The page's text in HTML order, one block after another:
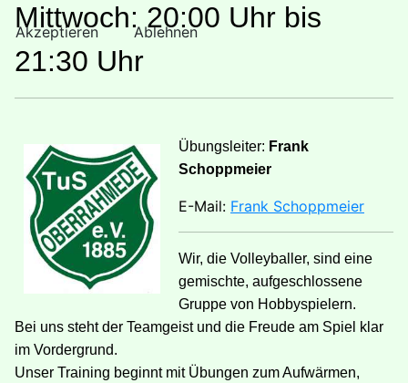
Mittwoch: 20:00 Uhr bis
21:30 Uhr
Übungsleiter: Frank
Schoppmeier
E-Mail: Frank Schoppmeier
Wir, die Volleyballer, sind eine
gemischte, aufgeschlossene
Gruppe von Hobbyspielern.
Bei uns steht der Teamgeist und die Freude am Spiel klar
im Vordergrund.
Unser Training beginnt mit Übungen zum Aufwärmen,
Akzeptieren Ablehnen